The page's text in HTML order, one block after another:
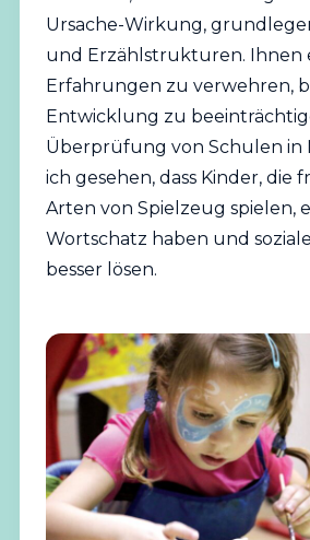
Ursache-Wirkung,
und Erzählstrukturen. Ihnen
Erfahrungen zu verwehren,
Entwicklung zu
Überprüfung von Schulen in
ich gesehen, dass Kinder, die
Arten von Spielzeug spielen,
Wortschatz haben und
besser lösen.